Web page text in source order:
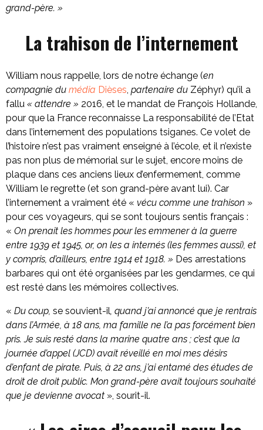
grand-père. »
La trahison de l’internement
William nous rappelle, lors de notre échange (en
compagnie du média Dièses, partenaire du Zéphyr) qu’il a
fallu « attendre » 2016, et le mandat de François Hollande,
pour que la France reconnaisse La responsabilité de l’Etat
dans l’internement des populations tsiganes. Ce volet de
l’histoire n’est pas vraiment enseigné à l’école, et il n’existe
pas non plus de mémorial sur le sujet, encore moins de
plaque dans ces anciens lieux d’enfermement, comme
William le regrette (et son grand-père avant lui). Car
l’internement a vraiment été « vécu comme une trahison »
pour ces voyageurs, qui se sont toujours sentis français :
« On prenait les hommes pour les emmener à la guerre
entre 1939 et 1945, or, on les a internés (les femmes aussi), et
y compris, d’ailleurs, entre 1914 et 1918. » Des arrestations
barbares qui ont été organisées par les gendarmes, ce qui
est resté dans les mémoires collectives.
« Du coup, se souvient-il, quand j’ai annoncé que je rentrais
dans l’Armée, à 18 ans, ma famille ne l’a pas forcément bien
pris. Je suis resté dans la marine quatre ans ; c’est que la
journée d’appel (JCD) avait réveillé en moi mes désirs
d’enfant de pirate. Puis, à 22 ans, j’ai entamé des études de
droit de droit public. Mon grand-père avait toujours souhaité
que je devienne avocat », sourit-il.